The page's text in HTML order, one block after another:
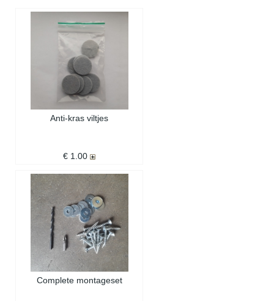
Anti-kras viltjes
€ 1.00
Complete montageset